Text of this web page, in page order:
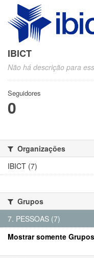
IBICT
Não há descrição para
Seguidores
0
Organizações
IBICT (7)
Grupos
7. PESSOAS (7)
Mostrar somente